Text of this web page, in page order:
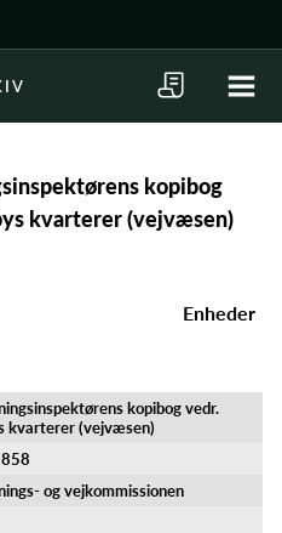
kopibog
kvarterer (vejvæsen)
Enheder
kopibog vedr.
kvarterer (vejvæsen)
og vejkommissionen